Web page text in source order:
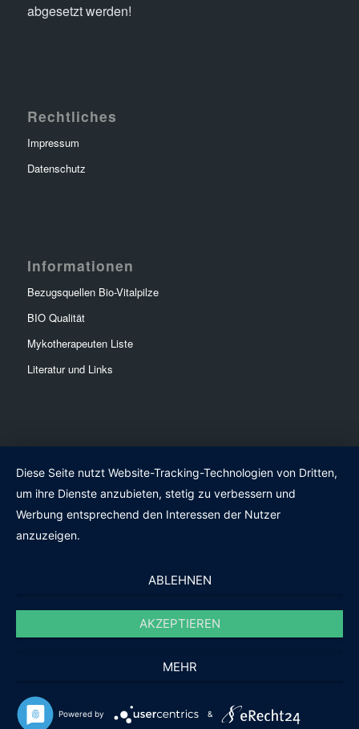
abgesetzt werden!
Rechtliches
Impressum
Datenschutz
Informationen
Bezugsquellen Bio-Vitalpilze
BIO Qualität
Mykotherapeuten Liste
Literatur und Links
Diese Seite nutzt Website-Tracking-Technologien von Dritten,
um ihre Dienste anzubieten, stetig zu verbessern und
Werbung entsprechend den Interessen der Nutzer
anzuzeigen.
ABLEHNEN
AKZEPTIEREN
MEHR
Powered by &